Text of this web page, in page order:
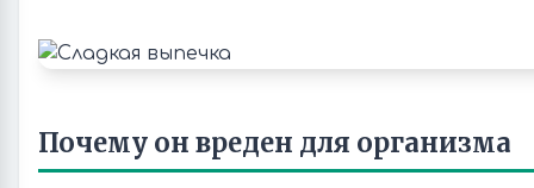
Почему он вреден для организма